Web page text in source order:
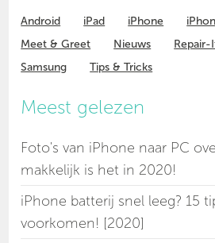
Android iPad iPhone
Meet & Greet
Nieuws
Repair-
Samsung
Tips & Tricks
Meest gelezen
Foto's van iPhone naar PC
makkelijk is het in 2020!
iPhone batterij snel leeg? 15
voorkomen! [2020]